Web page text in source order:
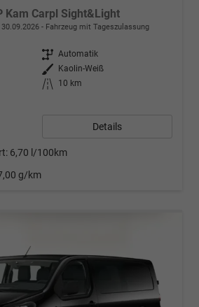
Kam Carpl Sight&Light
30.09.2026 Fahrzeug mit Tageszulassung
Getriebe Automatik
Außenfarbe
Kaolin-Weiß
Kilometerstand
10 km
Details
6,70 l/100km
g/km